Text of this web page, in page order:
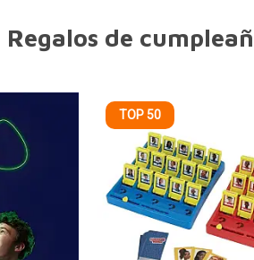
Regalos de
TOP 50